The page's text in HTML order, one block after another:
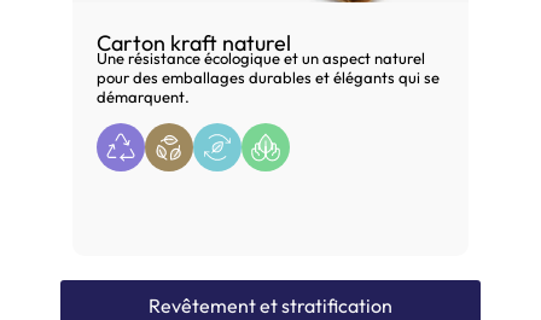
Revêtement et stratification
Carton kraft naturel
Une résistance écologique et un aspect naturel
pour des emballages durables et élégants qui se
démarquent.